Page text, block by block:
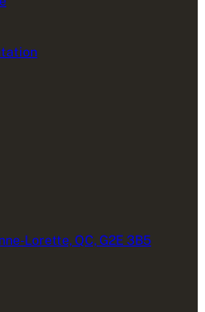
Lorette, QC, G2E 3B5